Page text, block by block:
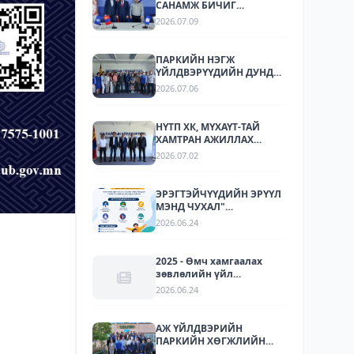
САНАМЖ БИЧИГ
БАЙГУУЛЛАА
2026.07.09
ПАРКИЙН НЭГЖ
ҮЙЛДВЭРҮҮДИЙН ДУНД
СТАНДАРТЧИЛАЛ,
СУРГАЛТ, МЭДЭЭЛЛИЙН
АРГА ХЭМЖЭЭ ЗОХИОН
2026.07.06
НҮТП ХК, МҮХАҮТ-ТАЙ
ХАМТРАН АЖИЛЛАХ
БОЛОМЖУУДЫГ
2026.07.02
ЭРЭГТЭЙЧҮҮДИЙН ЭРҮҮЛ
МЭНД ЧУХАЛ"
НӨЛӨӨЛЛИЙН АЯН
2026.06.24
2025 - Өмч хамгаалах
зөвлөлийн үйл
ажиллагаа
2026.06.24
АЖ ҮЙЛДВЭРИЙН
ПАРКИЙН ХӨГЖЛИЙН